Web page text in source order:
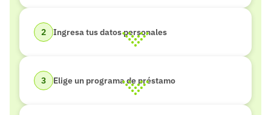
Ingresa tus datos personales
Elige un programa de préstamo